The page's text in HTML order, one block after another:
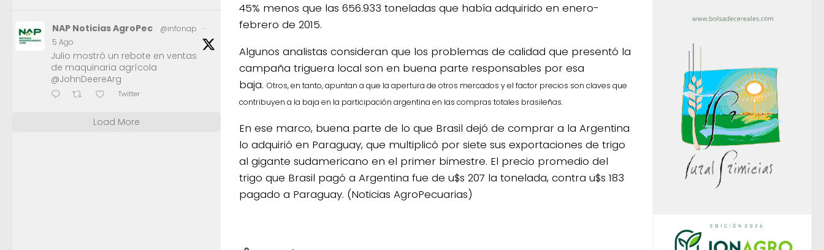
45% menos que las 656.933 toneladas que había adquirido en enero-
febrero de 2015.
Algunos analistas consideran que los problemas de calidad que presentó la
campaña triguera local son en buena parte responsables por esa
baja. Otros, en tanto, apuntan a que la apertura de otros mercados y el factor precios son claves que
contribuyen a la baja en la participación argentina en las compras totales brasileñas.
En ese marco, buena parte de lo que Brasil dejó de comprar a la Argentina
lo adquirió en Paraguay, que multiplicó por siete sus exportaciones de trigo
al gigante sudamericano en el primer bimestre. El precio promedio del
trigo que Brasil pagó a Argentina fue de u$s 207 la tonelada, contra u$s 183
pagado a Paraguay. (Noticias AgroPecuarias)
NAP Noticias AgroPec @infonap
·
5 Ago
Julio mostró un rebote en ventas
de maquinaria agrícola
@JohnDeereArg
Twitter
Load More